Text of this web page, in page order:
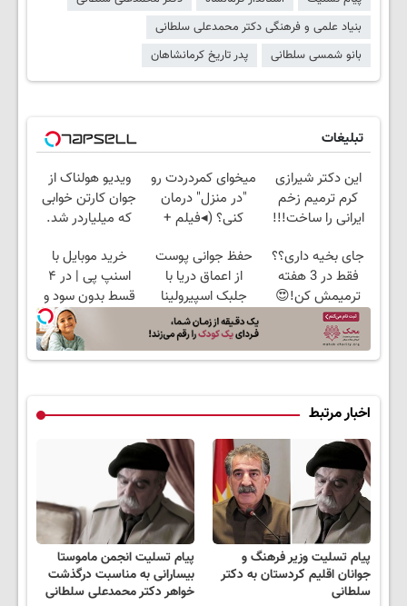
بنیاد علمی و فرهنگی دکتر محمدعلی سلطانی
بانو شمسی سلطانی
پدر تاریخ کرمانشاهان
تبلیغات
این دکتر شیرازی
کرم ترمیم زخم
ایرانی را ساخت!!!
میخوای کمردردت رو
"در منزل" درمان
کنی؟ (◂فیلم +
ویدیو هولناک از
جوان کارتن خوابی
که میلیاردر شد.
جای بخیه داری؟؟
فقط در 3 هفته
ترمیمش کن!😍
حفظ جوانی پوست
از اعماق دریا با
جلبک اسپیرولینا
خرید موبایل با
اسنپ پی | در ۴
قسط بدون سود و
کارمزد!
اخبار مرتبط
پیام تسلیت وزیر فرهنگ و
جوانان اقلیم کردستان به دکتر
سلطانی
پیام تسلیت انجمن ماموستا
بیسارانی به مناسبت درگذشت
خواهر دکتر محمدعلی سلطانی